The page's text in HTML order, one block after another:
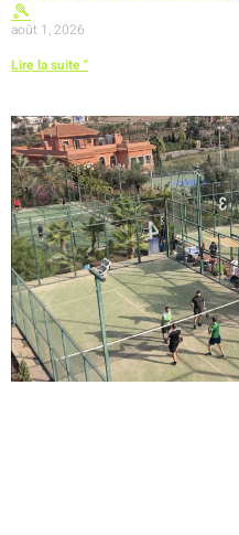
🎾
août 1, 2026
Lire la suite "